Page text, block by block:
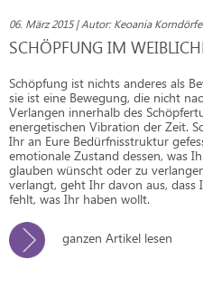
06. März 2015 | Autor: Keoania
SCHÖPFUNG IM
Schöpfung ist nichts anderes als
sie ist eine Bewegung, die nicht
Verlangen innerhalb des
energetischen Vibration der Zeit.
Ihr an Eure Bedürfnisstruktur
emotionale Zustand dessen, was
glauben wünscht oder zu
verlangt, geht Ihr davon aus, dass
fehlt, was Ihr haben wollt.
ganzen Artikel lesen